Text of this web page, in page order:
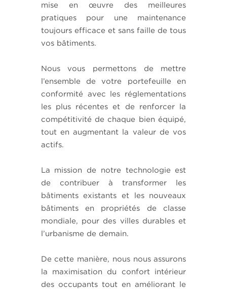
mise en œuvre des meilleures
pratiques pour une maintenance
toujours efficace et sans faille de tous
vos bâtiments.
Nous vous permettons de mettre
l’ensemble de votre portefeuille en
conformité avec les réglementations
les plus récentes et de renforcer la
compétitivité de chaque bien équipé,
tout en augmentant la valeur de vos
actifs.
La mission de notre technologie est
de contribuer à transformer les
bâtiments existants et les nouveaux
bâtiments en propriétés de classe
mondiale, pour des villes durables et
l’urbanisme de demain.
De cette manière, nous nous assurons
la maximisation du confort intérieur
des occupants tout en améliorant le